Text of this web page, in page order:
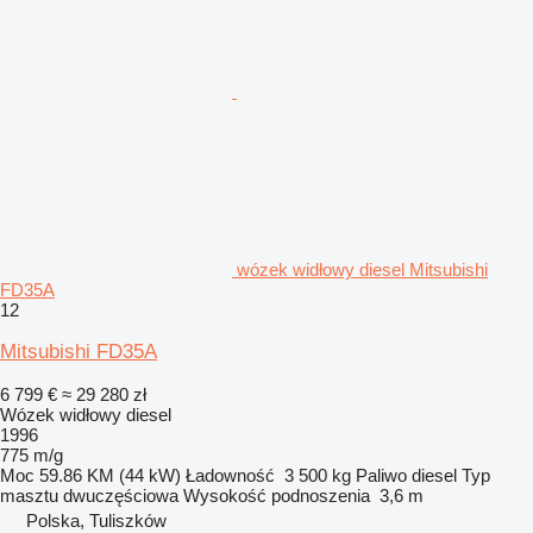
wózek widłowy diesel Mitsubishi
FD35A
12
Mitsubishi FD35A
6 799 € ≈ 29 280 zł
Wózek widłowy diesel
1996
775 m/g
Moc 59.86 KM (44 kW) Ładowność 3 500 kg Paliwo diesel Typ
masztu dwuczęściowa Wysokość podnoszenia 3,6 m
Polska, Tuliszków